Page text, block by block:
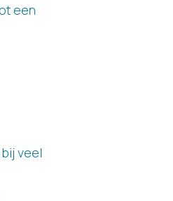
een
veel